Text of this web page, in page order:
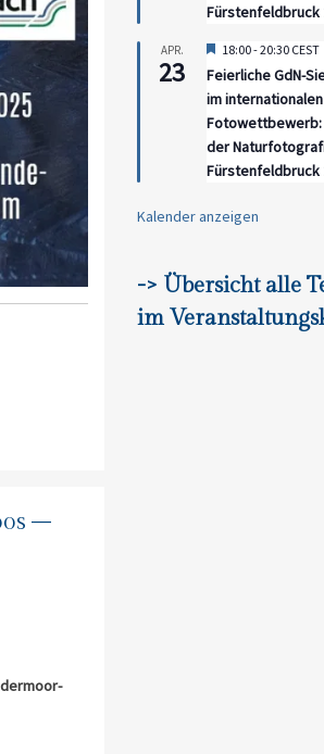
–
Fürstenfeldbruck
APR.
23
Hervorgehoben
18:00-20:30 CEST
Feierliche GdN-
im internationalen
Fotowettbewerb:
der
Fürstenfeldbruck
Kalender anzeigen
-> Übersicht alle
im